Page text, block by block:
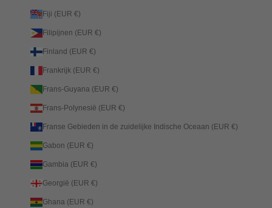
Fiji (EUR €)
Filipijnen (EUR €)
Finland (EUR €)
Frankrijk (EUR €)
Frans-Guyana (EUR €)
Frans-Polynesië (EUR €)
Franse Gebieden in de zuidelijke Indische Oceaan (EUR €)
Gabon (EUR €)
Gambia (EUR €)
Georgië (EUR €)
Ghana (EUR €)